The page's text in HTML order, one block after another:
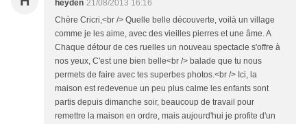
heyden 21/08/2013 16:16
Chère Cricri,<br /> Quelle belle découverte, voilà un village
comme je les aime, avec des vieilles pierres et une âme. A
Chaque détour de ces ruelles un nouveau spectacle s'offre à
nos yeux, C'est une bien belle<br /> balade que tu nous
permets de faire avec tes superbes photos.<br /> Ici, la
maison est redevenue un peu plus calme les enfants sont
partis depuis dimanche soir, beaucoup de travail pour
remettre la maison en ordre, mais aujourd'hui je profite d'un